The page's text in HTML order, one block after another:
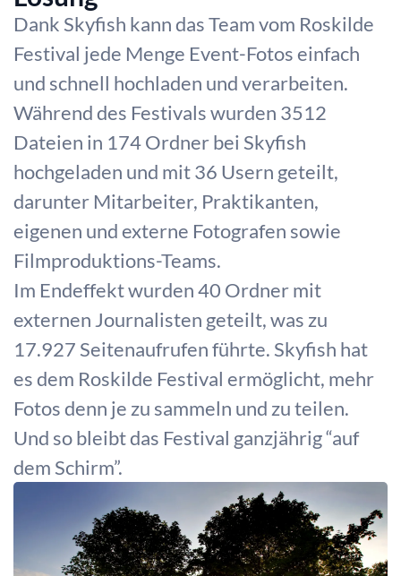
Dank Skyfish kann das Team vom Roskilde
Festival jede Menge Event-Fotos einfach
und schnell hochladen und verarbeiten.
Während des Festivals wurden 3512
Dateien in 174 Ordner bei Skyfish
hochgeladen und mit 36 Usern geteilt,
darunter Mitarbeiter, Praktikanten,
eigenen und externe Fotografen sowie
Filmproduktions-Teams.
Im Endeffekt wurden 40 Ordner mit
externen Journalisten geteilt, was zu
17.927 Seitenaufrufen führte. Skyfish hat
es dem Roskilde Festival ermöglicht, mehr
Fotos denn je zu sammeln und zu teilen.
Und so bleibt das Festival ganzjährig “auf
dem Schirm”.